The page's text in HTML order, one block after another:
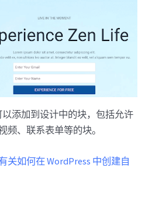
添加到设计中的块，包括允许
频、联系表单等的块。
关如何在 WordPress 中创建自